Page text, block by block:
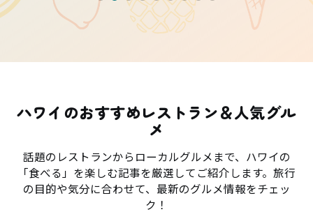
ハワイのおすすめレストラン＆人気グル
メ
話題のレストランからローカルグルメまで、ハワイの
「食べる」を楽しむ記事を厳選してご紹介します。旅行
の目的や気分に合わせて、最新のグルメ情報をチェッ
ク！